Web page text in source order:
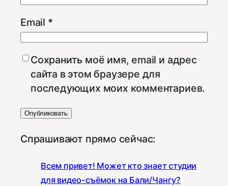
Email *
Сохранить моё имя, email и адрес
сайта в этом браузере для
последующих моих комментариев.
Спрашивают прямо сейчас:
Всем привет! Может кто знает студии
для видео-съёмок на Бали/Чангу?